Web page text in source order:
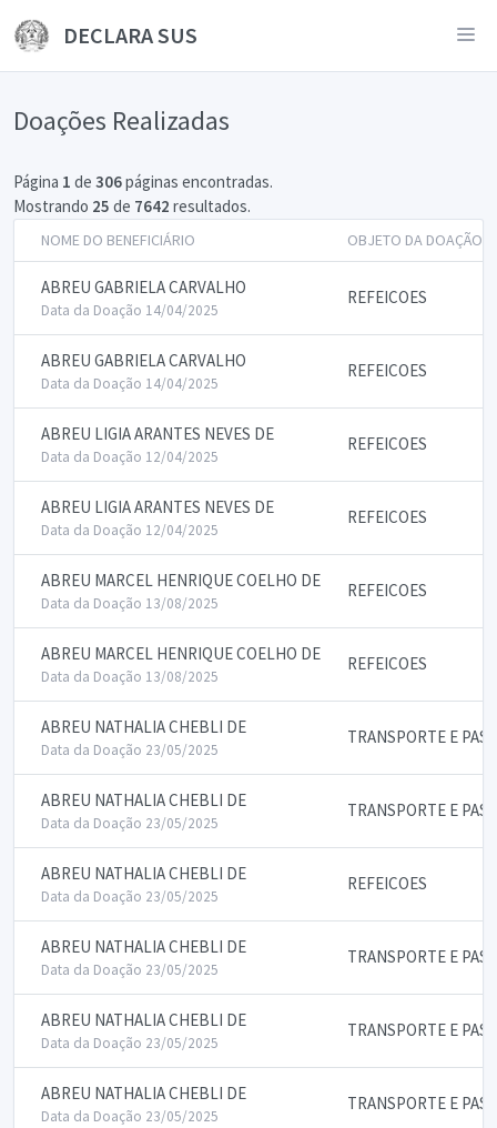
DECLARA SUS
Doações Realizadas
Página 1 de 306páginas encontradas.
Mostrando 25 de 7642 resultados.
NOME DO BENEFICIÁRIO OBJETO DA DOAÇÃO
ABREU GABRIELA CARVALHO
Data da Doação 14/04/2025
REFEICOES
ABREU GABRIELA CARVALHO
Data da Doação 14/04/2025
REFEICOES
ABREU LIGIA ARANTES NEVES DE
Data da Doação 12/04/2025
REFEICOES
ABREU LIGIA ARANTES NEVES DE
Data da Doação 12/04/2025
REFEICOES
ABREU MARCEL HENRIQUE COELHO DE
Data da Doação 13/08/2025
REFEICOES
ABREU MARCEL HENRIQUE COELHO DE
Data da Doação 13/08/2025
REFEICOES
ABREU NATHALIA CHEBLI DE
Data da Doação 23/05/2025
TRANSPORTE E
ABREU NATHALIA CHEBLI DE
Data da Doação 23/05/2025
TRANSPORTE E
ABREU NATHALIA CHEBLI DE
Data da Doação 23/05/2025
REFEICOES
ABREU NATHALIA CHEBLI DE
Data da Doação 23/05/2025
TRANSPORTE E
ABREU NATHALIA CHEBLI DE
Data da Doação 23/05/2025
TRANSPORTE E
ABREU NATHALIA CHEBLI DE
Data da Doação 23/05/2025
TRANSPORTE E